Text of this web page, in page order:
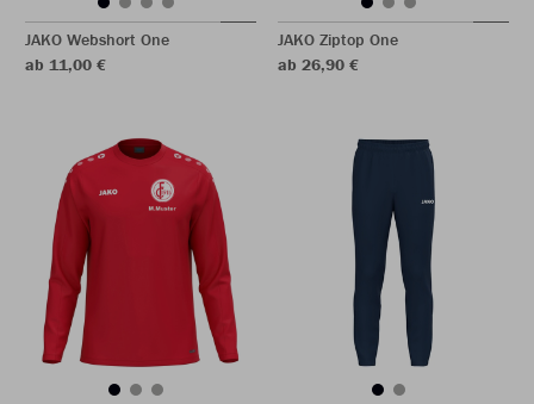
JAKO Webshort One
ab 11,00 €
JAKO Ziptop One
ab 26,90 €